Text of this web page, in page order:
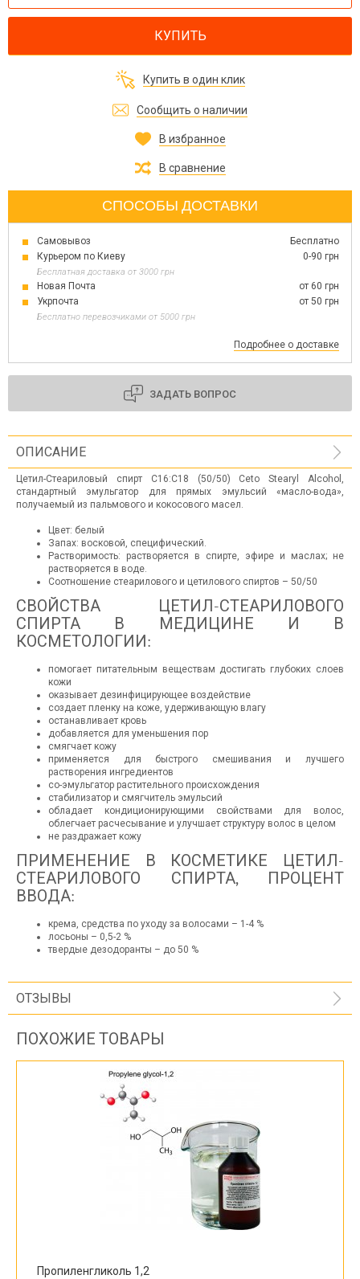
КУПИТЬ
Купить в один клик
Сообщить о наличии
В избранное
В сравнение
СПОСОБЫ ДОСТАВКИ
Самовывоз
Бесплатно
Курьером по Киеву
0-90 грн
Бесплатная доставка от 3000 грн
Новая Почта
от 60 грн
Укрпочта
от 50 грн
Бесплатно перевозчиками от 5000 грн
Подробнее о доставке
ЗАДАТЬ ВОПРОС
ОПИСАНИЕ
Цетил-Стеариловый спирт С16:С18 (50/50) Ceto Stearyl Alcohol,
стандартный эмульгатор для прямых эмульсий «масло-вода»,
получаемый из пальмового и кокосового масел.
Цвет: белый
Запах: восковой, специфический.
Растворимость: растворяется в спирте, эфире и маслах; не
растворяется в воде.
Соотношение стеарилового и цетилового спиртов – 50/50
СВОЙСТВА ЦЕТИЛ-СТЕАРИЛОВОГО
СПИРТА В МЕДИЦИНЕ И В
КОСМЕТОЛОГИИ:
помогает питательным веществам достигать глубоких слоев
кожи
оказывает дезинфицирующее воздействие
создает пленку на коже, удерживающую влагу
останавливает кровь
добавляется для уменьшения пор
смягчает кожу
применяется для быстрого смешивания и лучшего
растворения ингредиентов
со-эмульгатор растительного происхождения
стабилизатор и смягчитель эмульсий
обладает кондиционирующими свойствами для волос,
облегчает расчесывание и улучшает структуру волос в целом
не раздражает кожу
ПРИМЕНЕНИЕ В КОСМЕТИКЕ ЦЕТИЛ-
СТЕАРИЛОВОГО СПИРТА, ПРОЦЕНТ
ВВОДА:
крема, средства по уходу за волосами – 1-4 %
лосьоны – 0,5-2 %
твердые дезодоранты – до 50 %
ОТЗЫВЫ
ПОХОЖИЕ ТОВАРЫ
Пропиленгликоль 1,2